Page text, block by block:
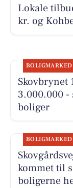
Lokale
kr. og
BOLIGMARKED
Skovbrynet
3.000.000 -
boliger
BOLIGMARKED
kommet til
boligerne